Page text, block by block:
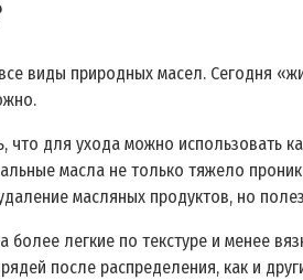
виды природных масел. Сегодня
что для ухода можно использовать
масла не только тяжело
масляных продуктов, но
более легкие по текстуре и менее
после распределения, как и